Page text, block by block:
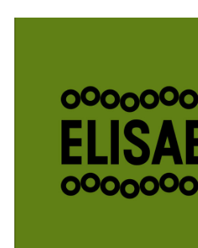
(siehe Programm)
Die Lange Nacht
Klangwelten
23.04.2027